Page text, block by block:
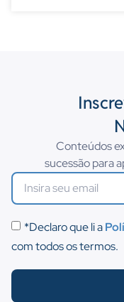
Conteúdos
sucessão para
*Declaro que li a
com todos os termos.